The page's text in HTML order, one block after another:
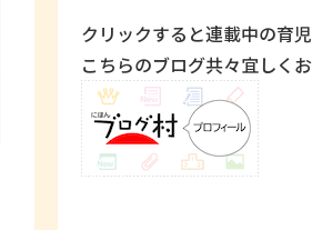
クリックすると連載中の育
こちらのブログ共々宜しく